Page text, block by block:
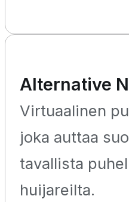
Alternative
Virtuaalinen
joka auttaa
tavallista
huijareilta.